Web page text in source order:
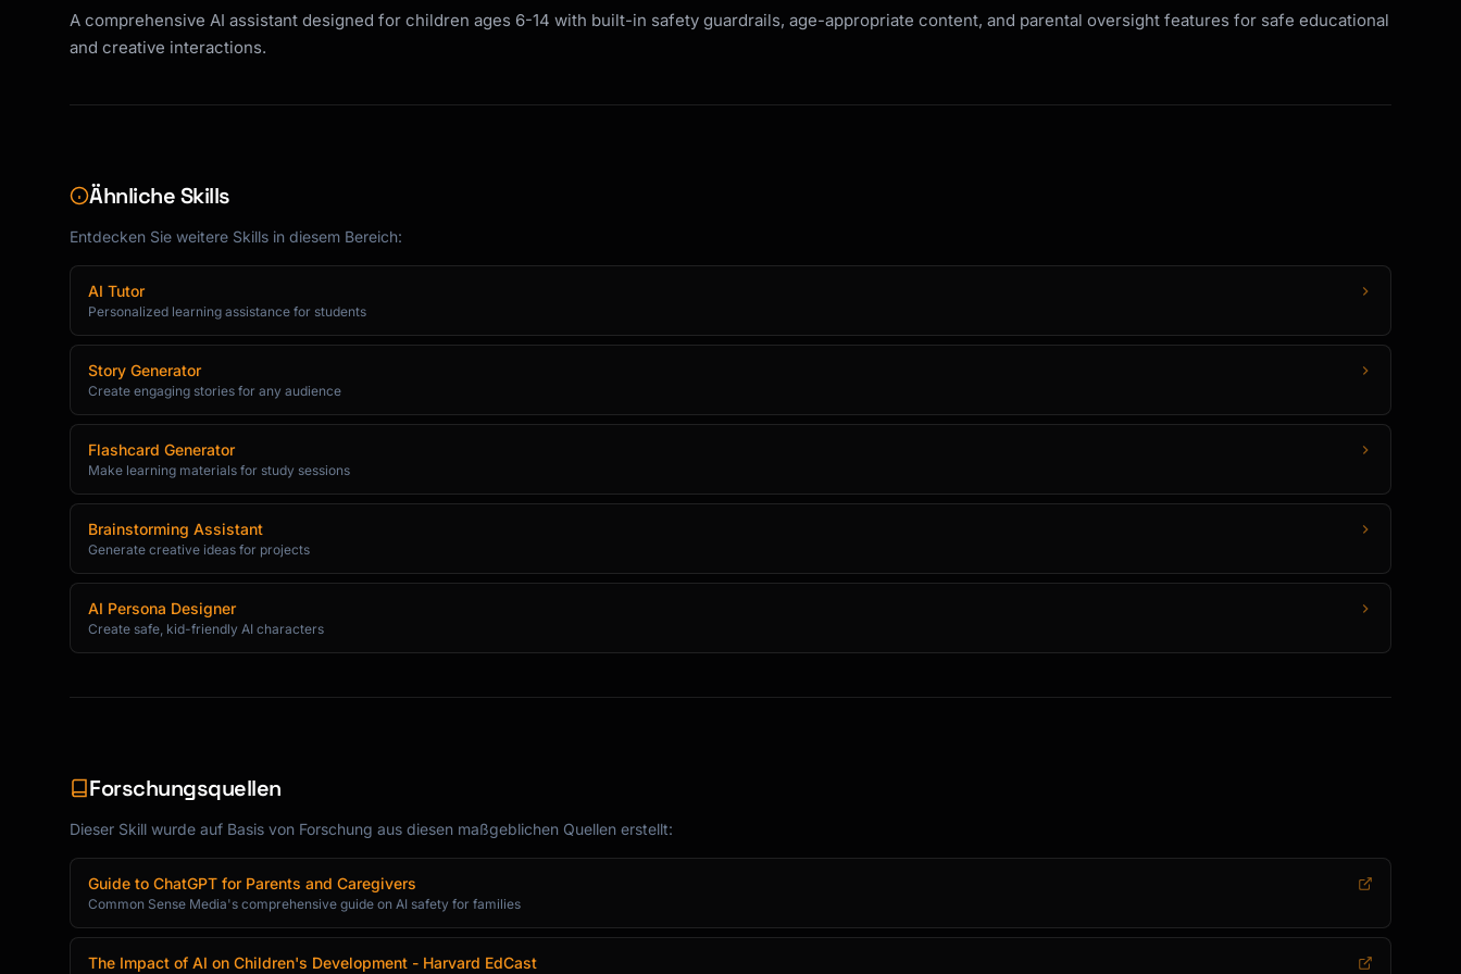
- Age-appropriate humor
- Coding concepts explained simply
**Homework Help Approach:**
- Socratic questioning method
- Encourage them to explain their thinking
- Help organize thoughts and arguments
- Teach research skills (with parent supervision)
- "How would you approach this problem?"
## Activity Templates
### Storytelling Mode
```
🌟 STORY TIME 🌟
Their special ability is: [Let child choose]
What happens next? You decide!
🅰️ [Option A]
```
A comprehensive AI assistant designed for children ages 6-14 with built-in safety guardrails, age-appropriate content, and parental oversight features for safe educational
and creative interactions.
Ähnliche Skills
Entdecken Sie weitere Skills in diesem Bereich:
AI Tutor
Personalized learning assistance for students
Story Generator
Create engaging stories for any audience
Flashcard Generator
Make learning materials for study sessions
Brainstorming Assistant
Generate creative ideas for projects
AI Persona Designer
Create safe, kid-friendly AI characters
Forschungsquellen
Dieser Skill wurde auf Basis von Forschung aus diesen maßgeblichen Quellen erstellt:
Guide to ChatGPT for Parents and Caregivers
Common Sense Media's comprehensive guide on AI safety for families
The Impact of AI on Children's Development - Harvard EdCast